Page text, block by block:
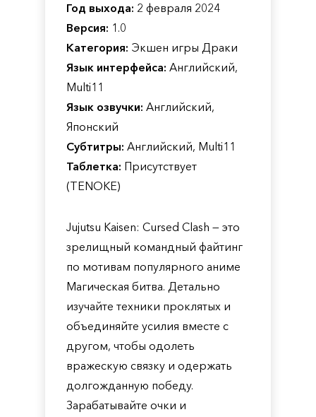
Год выхода: 2 февраля 2024
Версия: 1.0
Категория: Экшен игры Драки
Язык интерфейса: Английский,
Multi11
Язык озвучки: Английский,
Японский
Субтитры: Английский, Multi11
Таблетка: Присутствует
(TENOKE)
Jujutsu Kaisen: Cursed Clash — это
зрелищный командный файтинг
по мотивам популярного аниме
Магическая битва. Детально
изучайте техники проклятых и
объединяйте усилия вместе с
другом, чтобы одолеть
вражескую связку и одержать
долгожданную победу.
Зарабатывайте очки и